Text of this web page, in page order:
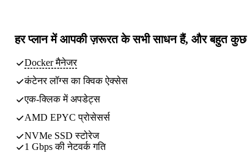
हर प्लान मेंआपकी ज़रूरत के सभी साधनहैं, और बहुत कुछ
Docker मैनेजर
कंटेनर लॉग्स का क्विक ऐक्सेस
एक-क्लिक में अपडेट्स
AMD EPYC प्रोसेसर्स
NVMe SSD स्टोरेज
1 Gbps की नेटवर्क गति